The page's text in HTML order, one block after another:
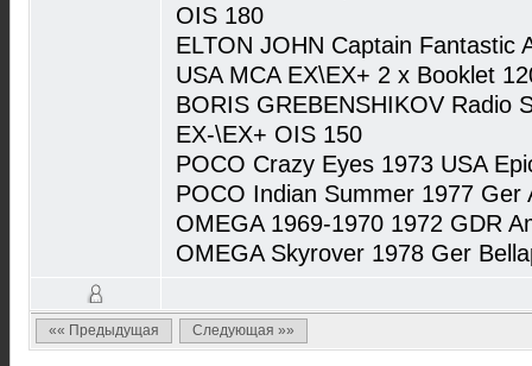
OIS 180
ELTON JOHN Captain Fantastic
USA MCA EX\EX+ 2 x Booklet
BORIS GREBENSHIKOV Radio
EX-\EX+ OIS 150
POCO Crazy Eyes 1973 USA
POCO Indian Summer 1977 Ger
OMEGA 1969-1970 1972 GDR
OMEGA Skyrover 1978 Ger
«« Предыдущая Следующая »»